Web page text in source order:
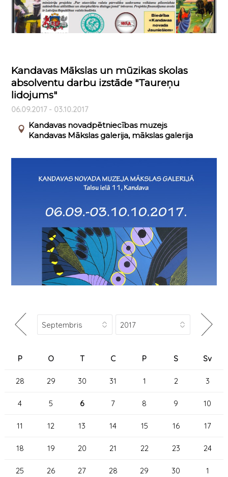
Kandavas Mākslas un mūzikas skolas
absolventu darbu izstāde "Taureņu
lidojums"
06.09.2017 - 03.10.2017
Kandavas novadpētniecības muzejs
Kandavas Mākslas galerija, mākslas galerija
P O T C P S Sv
28 29 30 31 1 2 3
4 5 6 7 8 9 10
11 12 13 14 15 16 17
18 19 20 21 22 23 24
25 26 27 28 29 30 1